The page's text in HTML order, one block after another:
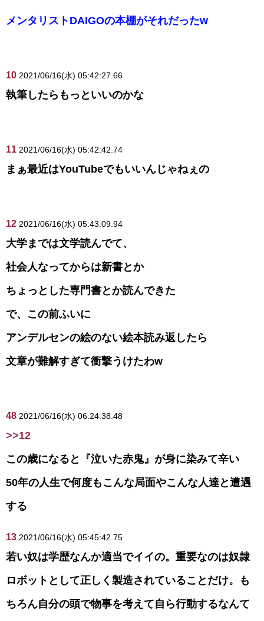
メンタリストDAIGOの本棚がそれだったw
10 2021/06/16(水) 05:42:27.66
執筆したらもっといいのかな
11 2021/06/16(水) 05:42:42.74
まぁ最近はYouTubeでもいいんじゃねぇの
12 2021/06/16(水) 05:43:09.94
大学までは文学読んでて、
社会人なってからは新書とか
ちょっとした専門書とか読んできた
で、この前ふいに
アンデルセンの絵のない絵本読み返したら
文章が難解すぎて衝撃うけたわw
48 2021/06/16(水) 06:24:38.48
>>12
この歳になると『泣いた赤鬼』が身に染みて辛い
50年の人生で何度もこんな局面やこんな人達と遭遇
する
13 2021/06/16(水) 05:45:42.75
若い奴は学歴なんか適当でイイの。重要なのは奴隷
ロボットとして正しく製造されていることだけ。も
ちろん自分の頭で物事を考えて自ら行動するなんて